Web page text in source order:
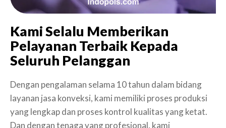
Kami Selalu Memberikan
Pelayanan Terbaik Kepada
Seluruh Pelanggan
Dengan pengalaman selama 10 tahun dalam bidang
layanan jasa konveksi, kami memiliki proses produksi
yang lengkap dan proses kontrol kualitas yang ketat.
Dan dengan tenaga yang profesional, kami